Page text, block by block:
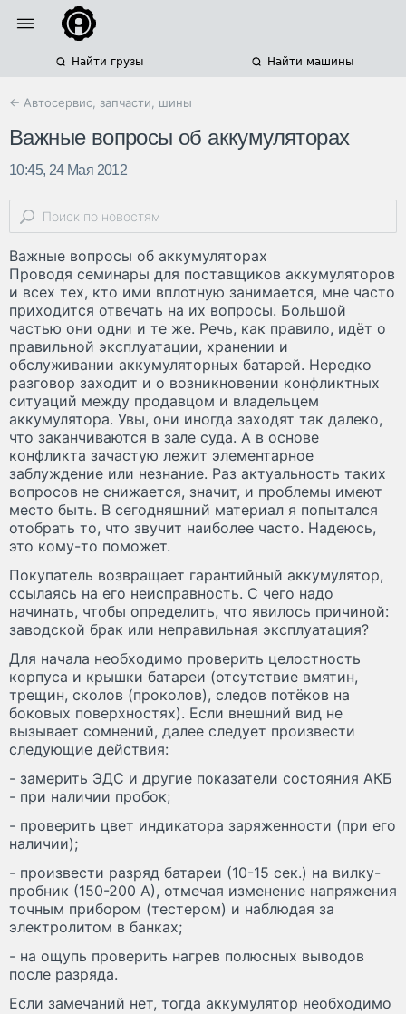
Найти грузы Найти машины
← Автосервис, запчасти, шины
Важные вопросы об аккумуляторах
10:45, 24 Мая 2012
Важные вопросы об аккумуляторах
Проводя семинары для поставщиков аккумуляторов
и всех тех, кто ими вплотную занимается, мне часто
приходится отвечать на их вопросы. Большой
частью они одни и те же. Речь, как правило, идёт о
правильной эксплуатации, хранении и
обслуживании аккумуляторных батарей. Нередко
разговор заходит и о возникновении конфликтных
ситуаций между продавцом и владельцем
аккумулятора. Увы, они иногда заходят так далеко,
что заканчиваются в зале суда. А в основе
конфликта зачастую лежит элементарное
заблуждение или незнание. Раз актуальность таких
вопросов не снижается, значит, и проблемы имеют
место быть. В сегодняшний материал я попытался
отобрать то, что звучит наиболее часто. Надеюсь,
это кому-то поможет.
Покупатель возвращает гарантийный аккумулятор,
ссылаясь на его неисправность. С чего надо
начинать, чтобы определить, что явилось причиной:
заводской брак или неправильная эксплуатация?
Для начала необходимо проверить целостность
корпуса и крышки батареи (отсутствие вмятин,
трещин, сколов (проколов), следов потёков на
боковых поверхностях). Если внешний вид не
вызывает сомнений, далее следует произвести
следующие действия:
- замерить ЭДС и другие показатели состояния АКБ
- при наличии пробок;
- проверить цвет индикатора заряженности (при его
наличии);
- произвести разряд батареи (10-15 сек.) на вилку-
пробник (150-200 А), отмечая изменение напряжения
точным прибором (тестером) и наблюдая за
электролитом в банках;
- на ощупь проверить нагрев полюсных выводов
после разряда.
Если замечаний нет, тогда аккумулятор необходимо